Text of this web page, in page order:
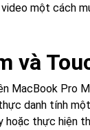
một cách
và
MacBook Pro
danh tính
hoặc thực hiện